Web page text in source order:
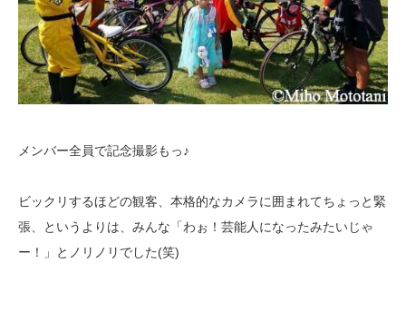
メンバー全員で記念撮影もっ♪
ビックリするほどの観客、本格的なカメラに囲まれてちょっと緊
張、というよりは、みんな「わぉ！芸能人になったみたいじゃ
ー！」とノリノリでした(笑)